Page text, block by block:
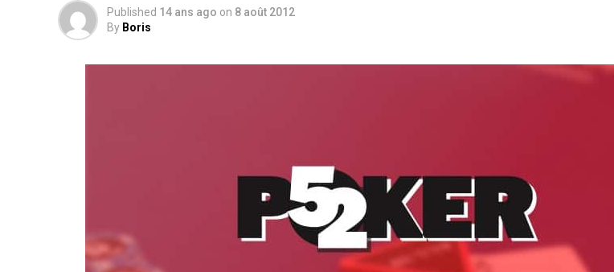
Published 14 ans ago on 8 août 2012
By Boris